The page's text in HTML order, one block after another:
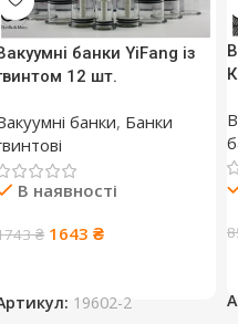
банки YiFang із
12 шт.
банки, Банки
В наявності
₴ Оригінальна
1643 ₴Поточна
19602-2